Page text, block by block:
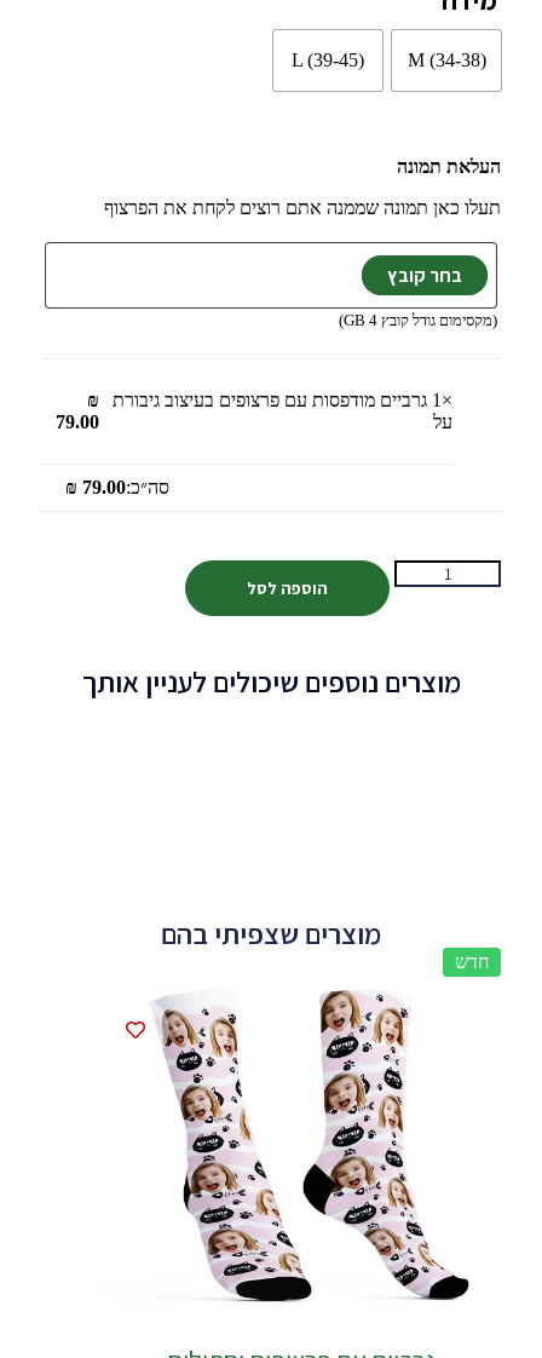
M (34-38)
L (39-45)
העלאת תמונה
תעלו כאן תמונה שממנה אתם רוצים לקחת את הפרצוף
(מקסימום גודל קובץ 4 GB)
×1
גרביים מודפסות עם פרצופים בעיצוב גיבורת
על
₪
79.00
סה״כ: ₪ 79.00
הוספה לסל
מוצרים נוספים שיכולים לעניין אותך
מוצרים שצפיתי בהם
חדש
חדש